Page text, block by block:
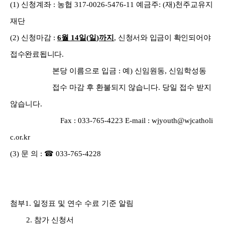
(1) 신청계좌 : 농협 317-0026-5476-11 예금주: (재)천주교유지
재단
(2) 신청마감 : 6월 14일(일)까지 , 신청서와 입금이 확인되어야
접수완료됩니다.
본당 이름으로 입금 : 예 ) 신임원동, 신임학성동
접수 마감 후 환불되지 않습니다. 당일 접수 받지
않습니다.
Fax : 033-765-4223 E-mail : wjyouth@wjcatholi
c.or.kr
(3) 문 의 : ☎ 033-765-4228
첨부1. 일정표 및 연수 수료 기준 알림
2. 참가 신청서